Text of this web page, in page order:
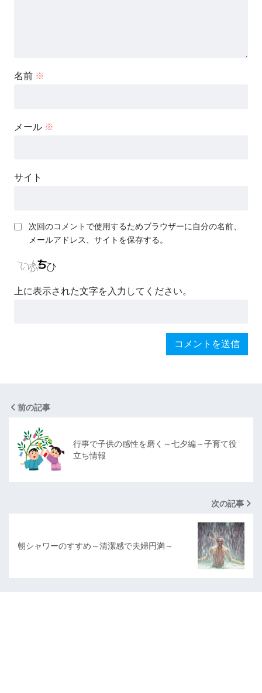
名前 ※
メール ※
サイト
次回のコメントで使用するためブラウザーに自分の名前、
メールアドレス、サイトを保存する。
上に表示された文字を入力してください。
前の記事
行事で子供の感性を磨く～七夕編～子育て役
立ち情報
次の記事
朝シャワーのすすめ～清潔感で夫婦円満～